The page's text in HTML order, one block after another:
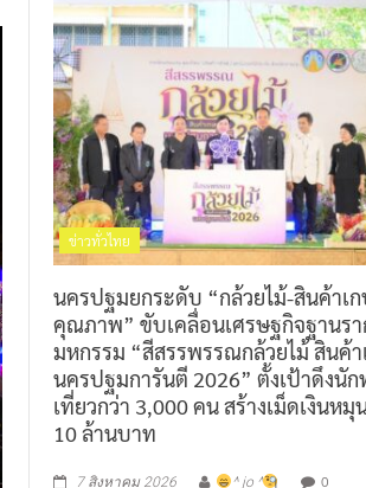
ข่าวทั่วไทย
นครปฐมยกระดับ “กล้วยไม้-สินค้าเก
คุณภาพ” ขับเคลื่อนเศรษฐกิจฐานรา
มหกรรม “สีสรรพรรณกล้วยไม้ สินค้า
นครปฐมการันตี 2026” ตั้งเป้าดึงนัก
เที่ยวกว่า 3,000 คน สร้างเม็ดเงินหมุน
10 ล้านบาท